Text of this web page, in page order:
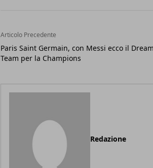
Articolo Precedente
Paris Saint Germain, con Messi ecco il Dream
Team per la Champions
Redazione